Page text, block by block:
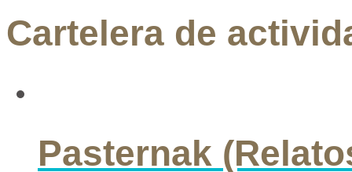
Cartelera de
Pasternak